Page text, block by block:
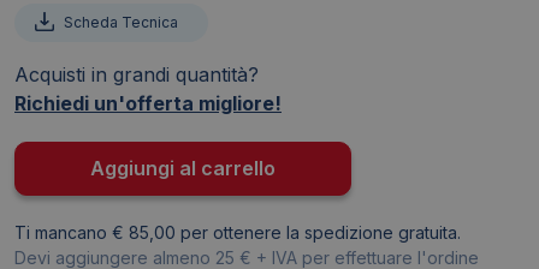
Atla
F
-
Sei
Rota
Scheda Tecnica
Acquisti in grandi quantità?
Richiedi un'offerta migliore!
Aggiungi al carrello
Ti mancano € 85,00 per ottenere la spedizione gratuita.
Devi aggiungere almeno 25 € + IVA per effettuare l'ordine